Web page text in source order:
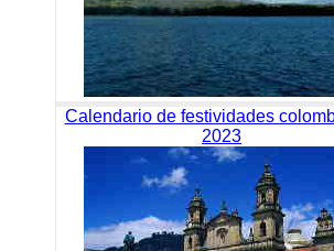
Calendario de festividades
2023